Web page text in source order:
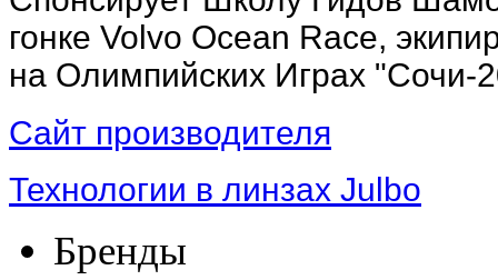
гонке Volvo Ocean Race,
на Олимпийских Играх "Сочи-
Сайт производителя
Технологии в линзах Julbo
Бренды